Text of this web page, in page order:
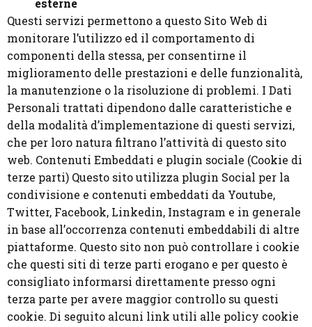
esterne
Questi servizi permettono a questo Sito Web di
monitorare l’utilizzo ed il comportamento di
componenti della stessa, per consentirne il
miglioramento delle prestazioni e delle funzionalità,
la manutenzione o la risoluzione di problemi. I Dati
Personali trattati dipendono dalle caratteristiche e
della modalità d’implementazione di questi servizi,
che per loro natura filtrano l’attività di questo sito
web. Contenuti Embeddati e plugin sociale (Cookie di
terze parti) Questo sito utilizza plugin Social per la
condivisione e contenuti embeddati da Youtube,
Twitter, Facebook, Linkedin, Instagram e in generale
in base all’occorrenza contenuti embeddabili di altre
piattaforme. Questo sito non può controllare i cookie
che questi siti di terze parti erogano e per questo è
consigliato informarsi direttamente presso ogni
terza parte per avere maggior controllo su questi
cookie. Di seguito alcuni link utili alle policy cookie